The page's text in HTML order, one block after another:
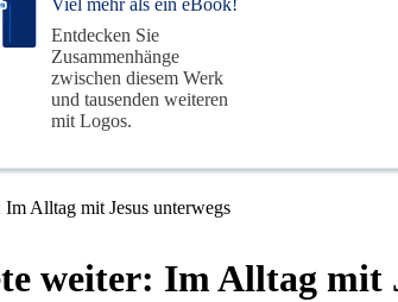
Entdecken Sie
Zusammenhänge
zwischen diesem Werk
und tausenden weiteren
mit Logos.
Alltag mit Jesus unterwegs
weiter: Im Alltag mit